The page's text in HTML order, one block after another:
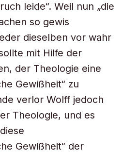
leide“. Weil nun „die
so gewis
dieselben vor wahr
mit Hilfe der
der Theologie eine
Gewißheit“ zu
verlor Wolff jedoch
Theologie, und es
Gewißheit“ der